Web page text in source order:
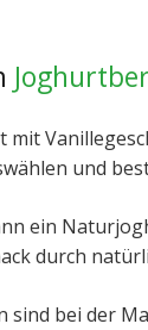
mit
und
ein
durch
sind bei der